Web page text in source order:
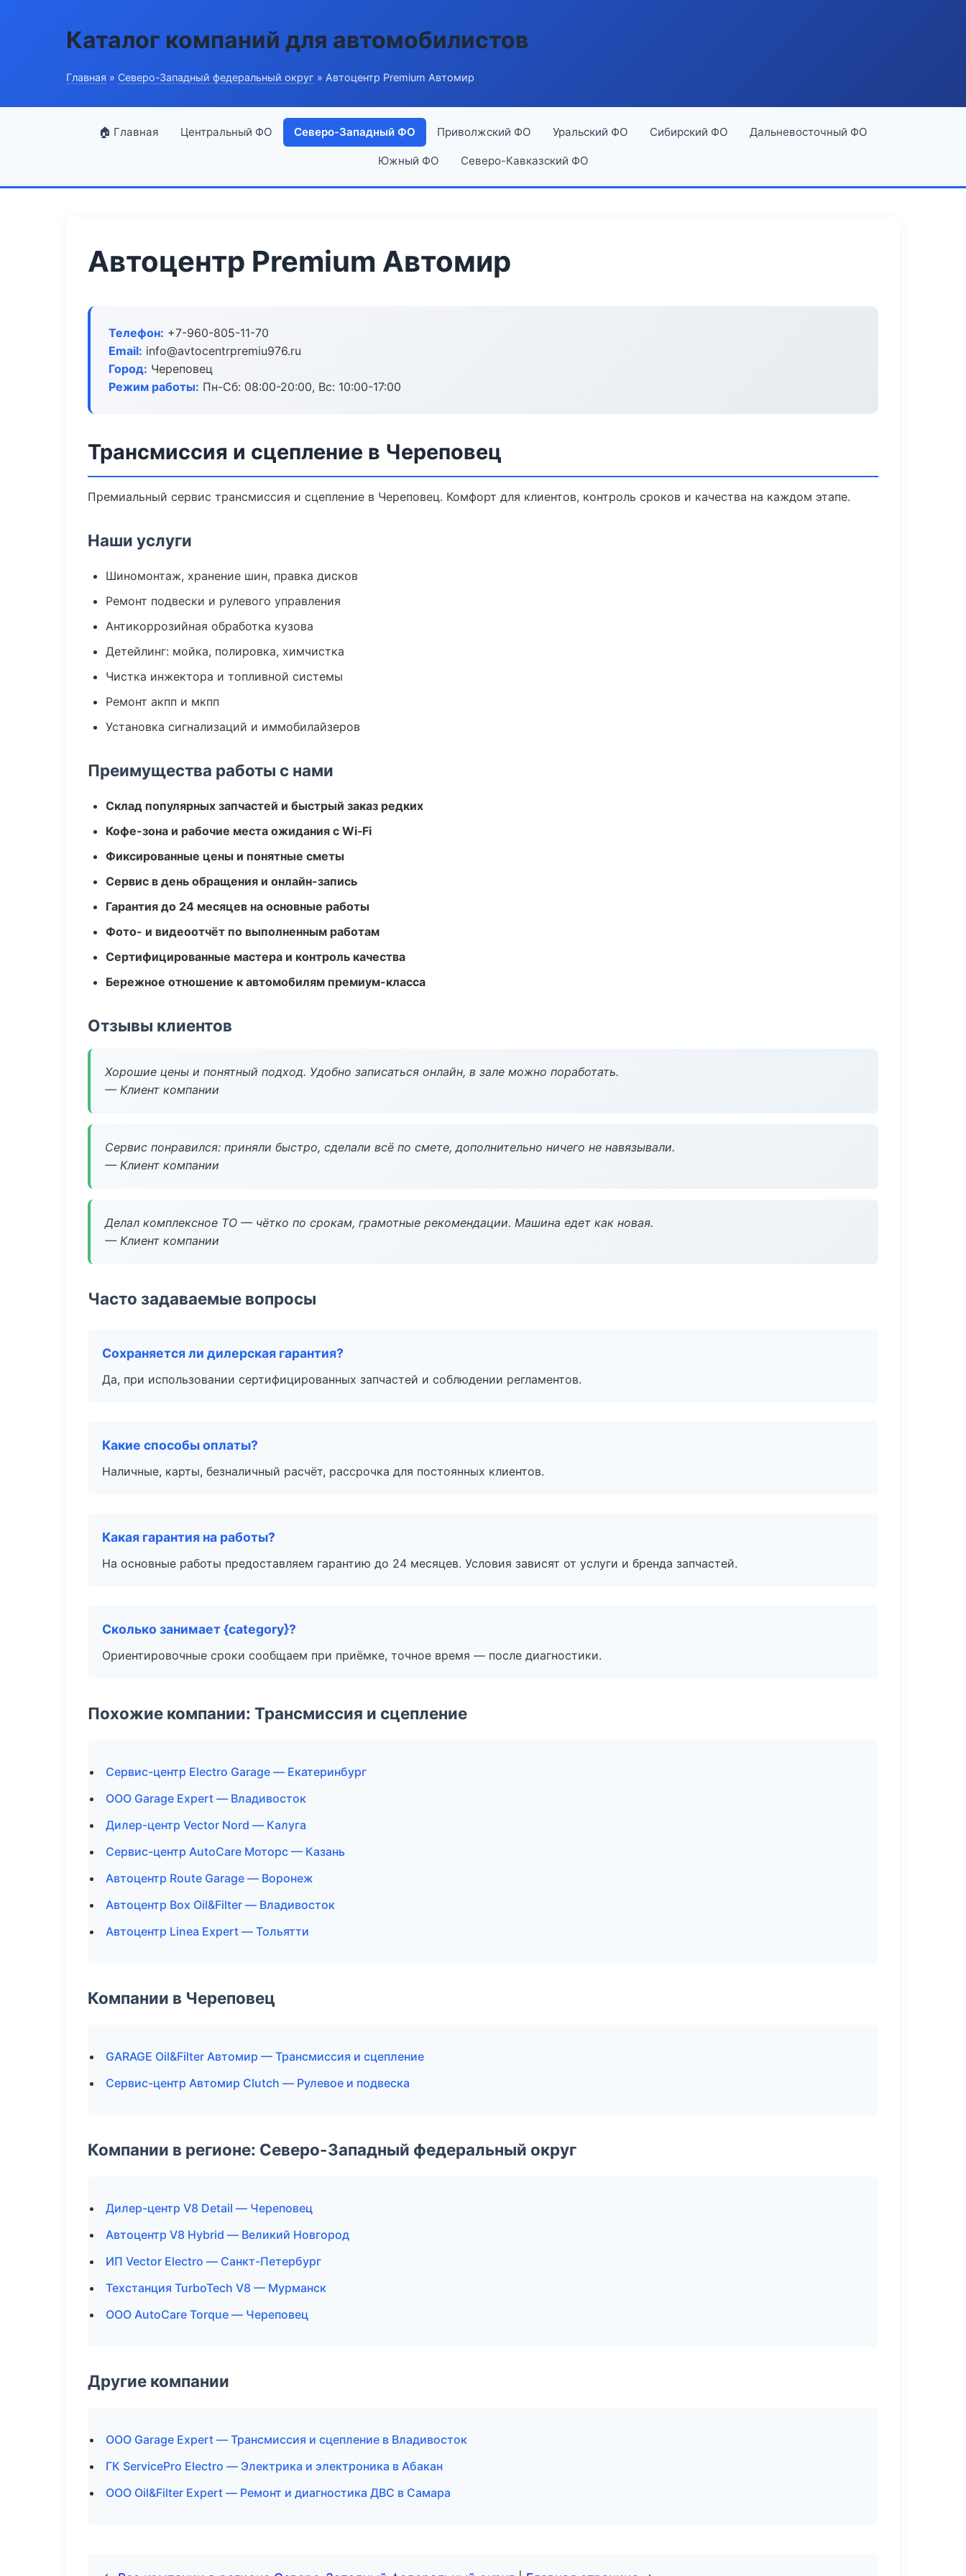
Каталог компаний для автомобилистов
Главная » Северо-Западный федеральный округ » Автоцентр Premium Автомир
🏠 Главная Центральный ФО Северо-Западный ФО Приволжский ФО Уральский ФО Сибирский ФО Дальневосточный ФО
Южный ФО Северо-Кавказский ФО
Автоцентр Premium Автомир
Телефон: +7-960-805-11-70
Email: info@avtocentrpremiu976.ru
Город: Череповец
Режим работы: Пн-Сб: 08:00-20:00, Вс: 10:00-17:00
Трансмиссия и сцепление в Череповец
Премиальный сервис трансмиссия и сцепление в Череповец. Комфорт для клиентов, контроль сроков и качества на каждом этапе.
Наши услуги
Шиномонтаж, хранение шин, правка дисков
Ремонт подвески и рулевого управления
Антикоррозийная обработка кузова
Детейлинг: мойка, полировка, химчистка
Чистка инжектора и топливной системы
Ремонт акпп и мкпп
Установка сигнализаций и иммобилайзеров
Преимущества работы с нами
Склад популярных запчастей и быстрый заказ редких
Кофе-зона и рабочие места ожидания с Wi‑Fi
Фиксированные цены и понятные сметы
Сервис в день обращения и онлайн-запись
Гарантия до 24 месяцев на основные работы
Фото- и видеоотчёт по выполненным работам
Сертифицированные мастера и контроль качества
Бережное отношение к автомобилям премиум-класса
Отзывы клиентов
Хорошие цены и понятный подход. Удобно записаться онлайн, в зале можно поработать.
— Клиент компании
Сервис понравился: приняли быстро, сделали всё по смете, дополнительно ничего не навязывали.
— Клиент компании
Делал комплексное ТО — чётко по срокам, грамотные рекомендации. Машина едет как новая.
— Клиент компании
Часто задаваемые вопросы
Сохраняется ли дилерская гарантия?
Да, при использовании сертифицированных запчастей и соблюдении регламентов.
Какие способы оплаты?
Наличные, карты, безналичный расчёт, рассрочка для постоянных клиентов.
Какая гарантия на работы?
На основные работы предоставляем гарантию до 24 месяцев. Условия зависят от услуги и бренда запчастей.
Сколько занимает {category}?
Ориентировочные сроки сообщаем при приёмке, точное время — после диагностики.
Похожие компании: Трансмиссия и сцепление
Сервис-центр Electro Garage — Екатеринбург
ООО Garage Expert — Владивосток
Дилер-центр Vector Nord — Калуга
Сервис-центр AutoCare Моторс — Казань
Автоцентр Route Garage — Воронеж
Автоцентр Box Oil&Filter — Владивосток
Автоцентр Linea Expert — Тольятти
Компании в Череповец
GARAGE Oil&Filter Автомир — Трансмиссия и сцепление
Сервис-центр Автомир Clutch — Рулевое и подвеска
Компании в регионе: Северо-Западный федеральный округ
Дилер-центр V8 Detail — Череповец
Автоцентр V8 Hybrid — Великий Новгород
ИП Vector Electro — Санкт-Петербург
Техстанция TurboTech V8 — Мурманск
ООО AutoCare Torque — Череповец
Другие компании
ООО Garage Expert — Трансмиссия и сцепление в Владивосток
ГК ServicePro Electro — Электрика и электроника в Абакан
ООО Oil&Filter Expert — Ремонт и диагностика ДВС в Самара